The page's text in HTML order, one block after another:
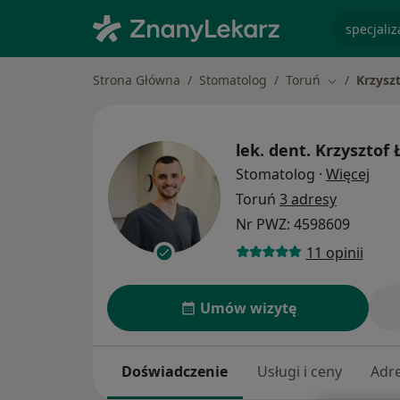
Strona Główna Stomatolog Toruń Zmień
lek. dent. Krzysztof
Stomatolog · Więcej
Toruń 3 adresy
Nr PWZ: 4598609
11 opinii
Umów wizytę
Doświadczenie Usługi i ceny